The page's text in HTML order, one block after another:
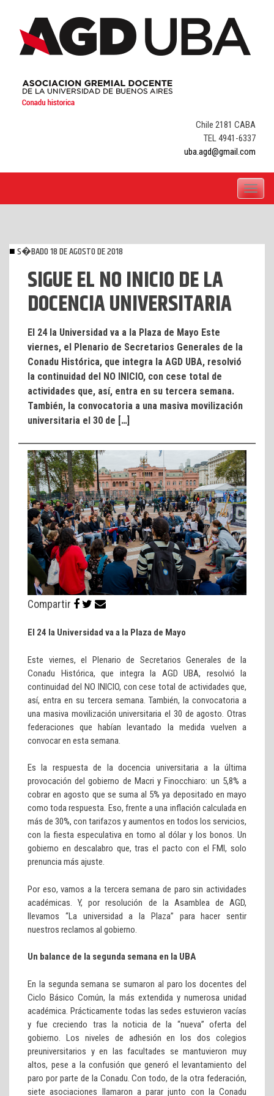
content
Chile 2181 CABA
TEL 4941-6337
uba.agd@gmail.com
Toggle
S�BADO 18 DE AGOSTO DE 2018
SIGUE EL NO INICIO DE LA
DOCENCIA UNIVERSITARIA
El 24 la Universidad va a la Plaza de Mayo Este
viernes, el Plenario de Secretarios Generales de la
Conadu Histórica, que integra la AGD UBA, resolvió
la continuidad del NO INICIO, con cese total de
actividades que, así, entra en su tercera semana.
También, la convocatoria a una masiva movilización
universitaria el 30 de […]
Compartir
El 24 la Universidad va a la Plaza de Mayo
Este viernes, el Plenario de Secretarios Generales de la
Conadu Histórica, que integra la AGD UBA, resolvió la
continuidad del NO INICIO, con cese total de actividades que,
así, entra en su tercera semana. También, la convocatoria a
una masiva movilización universitaria el 30 de agosto. Otras
federaciones que habían levantado la medida vuelven a
convocar en esta semana.
Es la respuesta de la docencia universitaria a la última
provocación del gobierno de Macri y Finocchiaro: un 5,8% a
cobrar en agosto que se suma al 5% ya depositado en mayo
como toda respuesta. Eso, frente a una inflación calculada en
más de 30%, con tarifazos y aumentos en todos los servicios,
con la fiesta especulativa en torno al dólar y los bonos. Un
gobierno en descalabro que, tras el pacto con el FMI, solo
prenuncia más ajuste.
Por eso, vamos a la tercera semana de paro sin actividades
académicas. Y, por resolución de la Asamblea de AGD,
llevamos “La universidad a la Plaza” para hacer sentir
nuestros reclamos al gobierno.
Un balance de la segunda semana en la UBA
En la segunda semana se sumaron al paro los docentes del
Ciclo Básico Común, la más extendida y numerosa unidad
académica. Prácticamente todas las sedes estuvieron vacías
y fue creciendo tras la noticia de la “nueva” oferta del
gobierno. Los niveles de adhesión en los dos colegios
preuniversitarios y en las facultades se mantuvieron muy
altos, pese a la confusión que generó el levantamiento del
paro por parte de la Conadu. Con todo, de la otra federación,
siete asociaciones llamaron a parar junto con la Conadu